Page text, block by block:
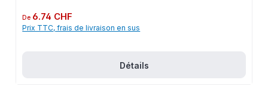
90°, puis l'aligner et la visser en toute tranquillité.Elle est entièrement
prémontée.Excellente protection contre la corrosion grâce à un électrozingage
de haute qualité pour une longue durée de vie.Une gamme variée
suspension à l'aide de manchons et de tiges filetés.Données du
produitConvient pour les profilés 27/18 et 28/30Version : M8 x 80
Prix régulier :
De 6.74 CHF
Prix TTC, frais de livraison en sus
Détails